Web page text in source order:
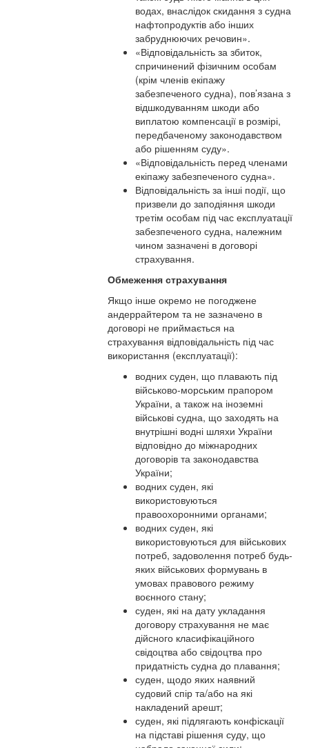
водах, внаслідок скидання з судна
нафтопродуктів або інших
забруднюючих речовин».
«Відповідальність за збиток,
спричинений фізичним особам
(крім членів екіпажу
забезпеченого судна), пов’язана з
відшкодуванням шкоди або
виплатою компенсації в розмірі,
передбаченому законодавством
або рішенням суду».
«Відповідальність перед членами
екіпажу забезпеченого судна».
Відповідальність за інші події, що
призвели до заподіяння шкоди
третім особам під час експлуатації
забезпеченого судна, належним
чином зазначені в договорі
страхування.
Обмеження страхування
Якщо інше окремо не погоджене
андеррайтером та не зазначено в
договорі не приймається на
страхування відповідальність під час
використання (експлуатації):
водних суден, що плавають під
військово-морським прапором
України, а також на іноземні
військові судна, що заходять на
внутрішні водні шляхи України
відповідно до міжнародних
договорів та законодавства
України;
водних суден, які
використовуються
правоохоронними органами;
водних суден, які
використовуються для військових
потреб, задоволення потреб будь-
яких військових формувань в
умовах правового режиму
воєнного стану;
суден, які на дату укладання
договору страхування не має
дійсного класифікаційного
свідоцтва або свідоцтва про
придатність судна до плавання;
суден, щодо яких наявний
судовий спір та/або на які
накладений арешт;
суден, які підлягають конфіскації
на підставі рішення суду, що